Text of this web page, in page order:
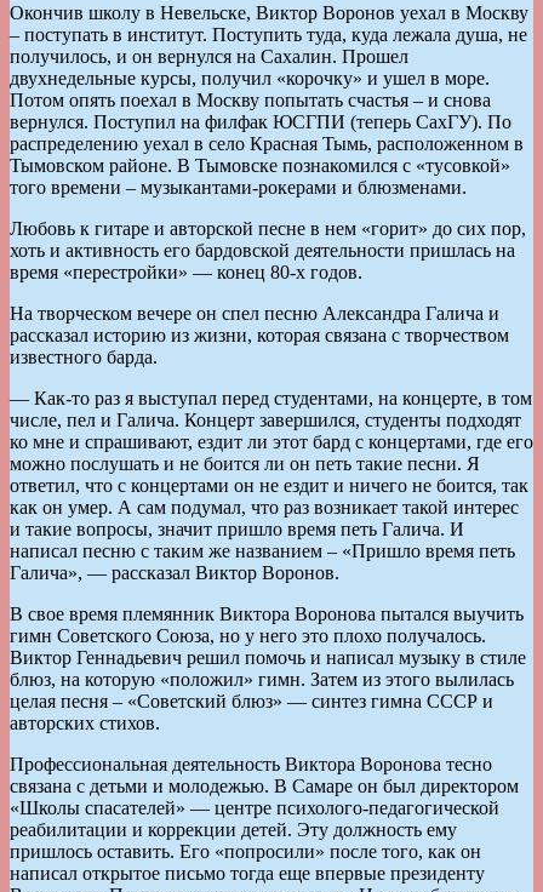
Окончив школу в Невельске, Виктор Воронов уехал в Москву
– поступать в институт. Поступить туда, куда лежала душа, не
получилось, и он вернулся на Сахалин. Прошел
двухнедельные курсы, получил «корочку» и ушел в море.
Потом опять поехал в Москву попытать счастья – и снова
вернулся. Поступил на филфак ЮСГПИ (теперь СахГУ). По
распределению уехал в село Красная Тымь, расположенном в
Тымовском районе. В Тымовске познакомился с «тусовкой»
того времени – музыкантами-рокерами и блюзменами.
Любовь к гитаре и авторской песне в нем «горит» до сих пор,
хоть и активность его бардовской деятельности пришлась на
время «перестройки» — конец 80-х годов.
На творческом вечере он спел песню Александра Галича и
рассказал историю из жизни, которая связана с творчеством
известного барда.
— Как-то раз я выступал перед студентами, на концерте, в том
числе, пел и Галича. Концерт завершился, студенты подходят
ко мне и спрашивают, ездит ли этот бард с концертами, где его
можно послушать и не боится ли он петь такие песни. Я
ответил, что с концертами он не ездит и ничего не боится, так
как он умер. А сам подумал, что раз возникает такой интерес
и такие вопросы, значит пришло время петь Галича. И
написал песню с таким же названием – «Пришло время петь
Галича», — рассказал Виктор Воронов.
В свое время племянник Виктора Воронова пытался выучить
гимн Советского Союза, но у него это плохо получалось.
Виктор Геннадьевич решил помочь и написал музыку в стиле
блюз, на которую «положил» гимн. Затем из этого вылилась
целая песня – «Советский блюз» — синтез гимна СССР и
авторских стихов.
Профессиональная деятельность Виктора Воронова тесно
связана с детьми и молодежью. В Самаре он был директором
«Школы спасателей» — центре психолого-педагогической
реабилитации и коррекции детей. Эту должность ему
пришлось оставить. Его «попросили» после того, как он
написал открытое письмо тогда еще впервые президенту